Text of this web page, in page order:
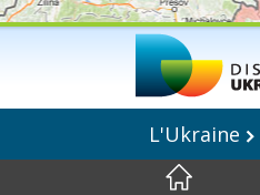
L'Ukraine